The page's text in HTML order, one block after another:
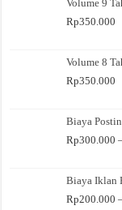
Volume 9
Rp350.000
Volume 8
Rp350.000
Biaya
Rp300.000
Biaya Iklan
Rp200.000